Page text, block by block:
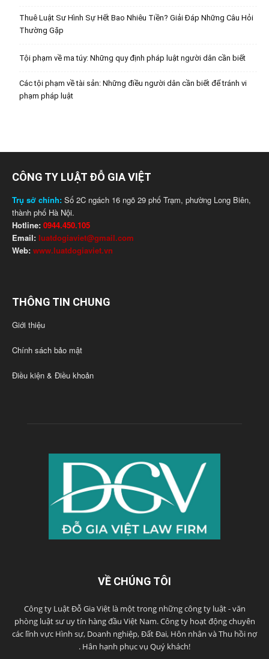
Thuê Luật Sư Hình Sự Hết Bao Nhiêu Tiền? Giải Đáp Những Câu Hỏi
Thường Gặp
Tội phạm về ma túy: Những quy định pháp luật người dân cần biết
Các tội phạm về tài sản: Những điều người dân cần biết để tránh vi
phạm pháp luật
CÔNG TY LUẬT ĐỖ GIA VIỆT
Trụ sở chính: Số 2C ngách 16 ngõ 29 phố Trạm, phường Long Biên,
thành phố Hà Nội.
Hotline: 0944.450.105
Email: luatdogiaviet@gmail.com
Web: www.luatdogiaviet.vn
THÔNG TIN CHUNG
Giới thiệu
Chính sách bảo mật
Điều kiện & Điều khoản
VỀ CHÚNG TÔI
Công ty Luật Đỗ Gia Việt là một trong những công ty luật - văn
phòng luật sư uy tín hàng đầu Việt Nam. Công ty hoạt động chuyên
các lĩnh vực Hình sự, Doanh nghiệp, Đất Đai, Hôn nhân và Thu hồi nợ
. Hân hạnh phục vụ Quý khách!